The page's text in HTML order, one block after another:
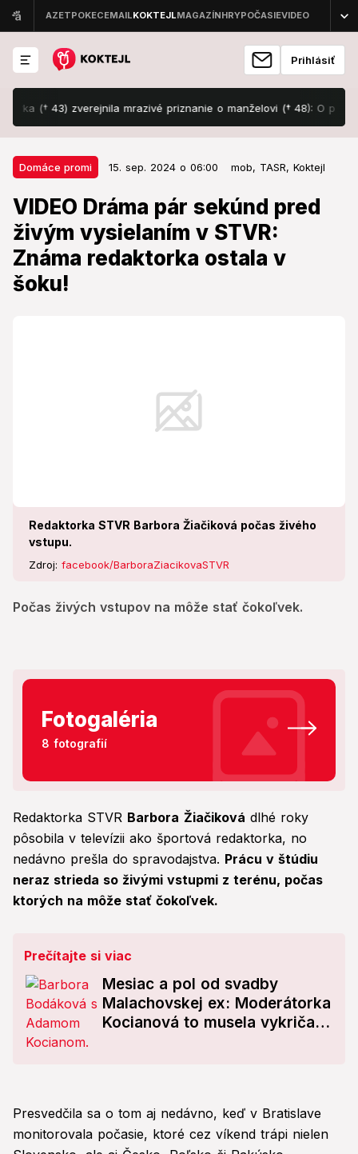
Prihlásiť
43) zverejnila mrazivé priznanie o manželovi († 48): O pár dní boli
Domáce promi 15. sep. 2024 o 06:00 mob, TASR, Koktejl
VIDEO Dráma pár sekúnd pred
živým vysielaním v STVR:
Známa redaktorka ostala v
šoku!
Redaktorka STVR Barbora Žiačiková počas živého
vstupu.
Zdroj: facebook/BarboraZiacikovaSTVR
Počas živých vstupov na môže stať čokoľvek.
Domáce promi 15. sep. 2024 o 06:00
VIDEO Dráma pár sekúnd pred
živým vysielaním v STVR: Známa
redaktorka ostala v šoku!
Počas živých vstupov na môže stať čokoľvek.
Fotogaléria
8 fotografií
Redaktorka STVR Barbora Žiačiková dlhé roky
pôsobila v televízii ako športová redaktorka, no
nedávno prešla do spravodajstva. Prácu v štúdiu
neraz strieda so živými vstupmi z terénu, počas
ktorých na môže stať čokoľvek.
Prečítajte si viac
Mesiac a pol od svadby
Malachovskej ex: Moderátorka
Kocianová to musela vykričať
Presvedčila sa o tom aj nedávno, keď v Bratislave
monitorovala počasie, ktoré cez víkend trápi nielen